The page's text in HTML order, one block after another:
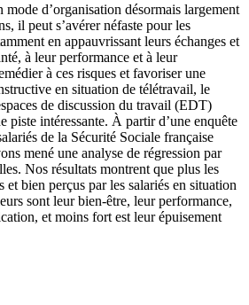
mode d’organisation désormais largement
il peut s’avérer néfaste pour les
en appauvrissant leurs échanges et
à leur performance et à leur
à ces risques et favoriser une
en situation de télétravail, le
de discussion du travail (EDT)
piste intéressante. À partir d’une enquête
de la Sécurité Sociale française
mené une analyse de régression par
Nos résultats montrent que plus les
bien perçus par les salariés en situation
sont leur bien-être, leur performance,
et moins fort est leur épuisement